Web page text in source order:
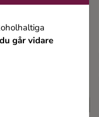
går vidare